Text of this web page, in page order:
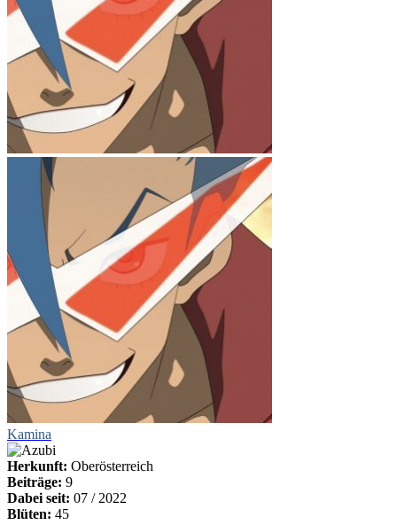
Kamina
Herkunft: Oberösterreich
Beiträge: 9
Dabei seit: 07 / 2022
Blüten: 45